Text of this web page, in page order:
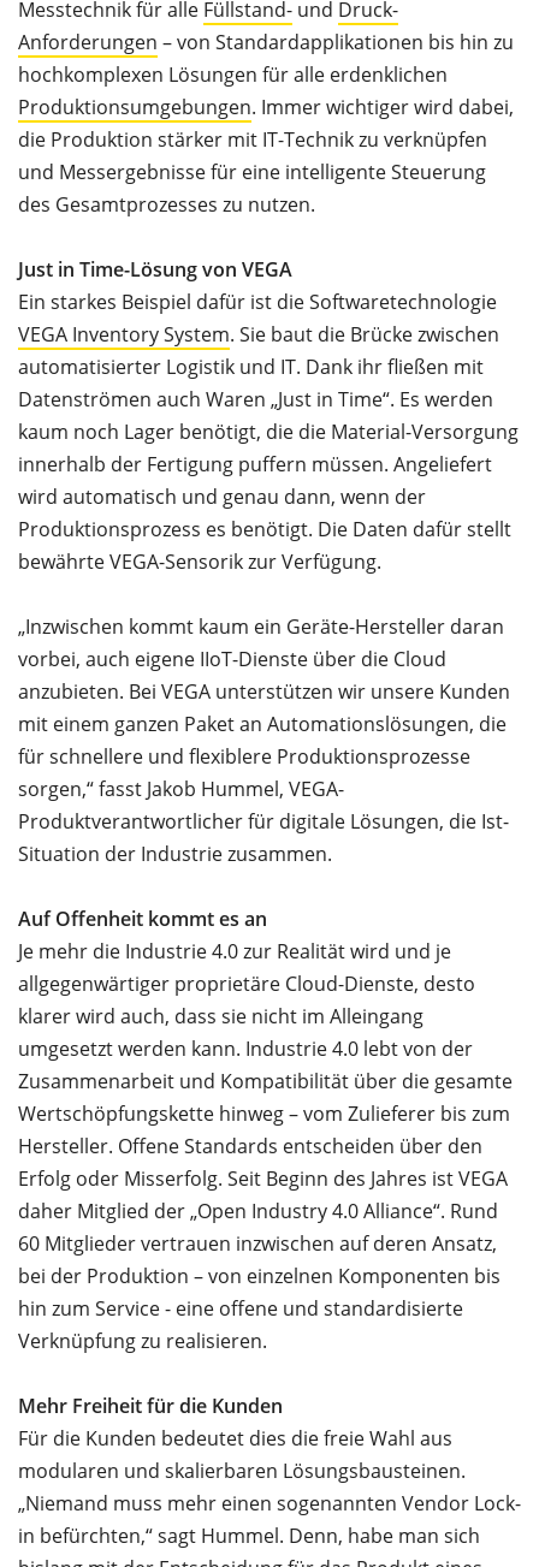
Messtechnik für alle Füllstand- und Druck-
Anforderungen – von Standardapplikationen bis hin zu
hochkomplexen Lösungen für alle erdenklichen
Produktionsumgebungen. Immer wichtiger wird dabei,
die Produktion stärker mit IT-Technik zu verknüpfen
und Messergebnisse für eine intelligente Steuerung
des Gesamtprozesses zu nutzen.
Just in Time-Lösung von VEGA
Ein starkes Beispiel dafür ist die Softwaretechnologie
VEGA Inventory System. Sie baut die Brücke zwischen
automatisierter Logistik und IT. Dank ihr fließen mit
Datenströmen auch Waren „Just in Time“. Es werden
kaum noch Lager benötigt, die die Material-Versorgung
innerhalb der Fertigung puffern müssen. Angeliefert
wird automatisch und genau dann, wenn der
Produktionsprozess es benötigt. Die Daten dafür stellt
bewährte VEGA-Sensorik zur Verfügung.
„Inzwischen kommt kaum ein Geräte-Hersteller daran
vorbei, auch eigene IIoT-Dienste über die Cloud
anzubieten. Bei VEGA unterstützen wir unsere Kunden
mit einem ganzen Paket an Automationslösungen, die
für schnellere und flexiblere Produktionsprozesse
sorgen,“ fasst Jakob Hummel, VEGA-
Produktverantwortlicher für digitale Lösungen, die Ist-
Situation der Industrie zusammen.
Auf Offenheit kommt es an
Je mehr die Industrie 4.0 zur Realität wird und je
allgegenwärtiger proprietäre Cloud-Dienste, desto
klarer wird auch, dass sie nicht im Alleingang
umgesetzt werden kann. Industrie 4.0 lebt von der
Zusammenarbeit und Kompatibilität über die gesamte
Wertschöpfungskette hinweg – vom Zulieferer bis zum
Hersteller. Offene Standards entscheiden über den
Erfolg oder Misserfolg. Seit Beginn des Jahres ist VEGA
daher Mitglied der „Open Industry 4.0 Alliance“. Rund
60 Mitglieder vertrauen inzwischen auf deren Ansatz,
bei der Produktion – von einzelnen Komponenten bis
hin zum Service - eine offene und standardisierte
Verknüpfung zu realisieren.
Mehr Freiheit für die Kunden
Für die Kunden bedeutet dies die freie Wahl aus
modularen und skalierbaren Lösungsbausteinen.
„Niemand muss mehr einen sogenannten Vendor Lock-
in befürchten,“ sagt Hummel. Denn, habe man sich